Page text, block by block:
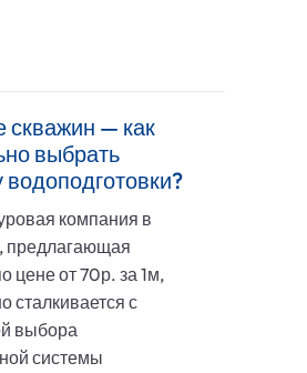
скважин — как
выбрать
водоподготовки?
компания в
предлагающая
цене от 70р. за 1м,
сталкивается с
выбора
системы